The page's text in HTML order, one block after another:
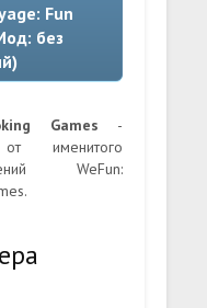
Fun
без
Games -
именитого
WeFun: